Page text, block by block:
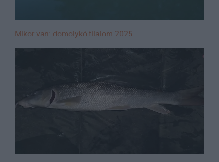
Mikor van: domolykó tilalom 2025